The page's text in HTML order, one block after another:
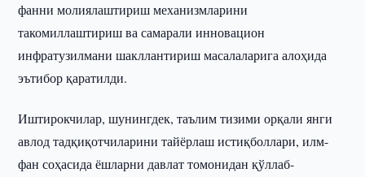
фанни молиялаштириш механизмларини
такомиллаштириш ва самарали инновацион
инфратузилмани шакллантириш масалаларига алоҳида
эътибор қаратилди.
Иштирокчилар, шунингдек, таълим тизими орқали янги
авлод тадқиқотчиларини тайёрлаш истиқболлари, илм-
фан соҳасида ёшларни давлат томонидан қўллаб-